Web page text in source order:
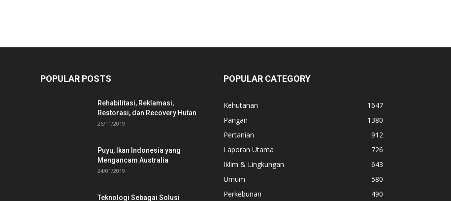
POPULAR POSTS
Rehabilitasi, Reklamasi,
Restorasi, dan Recovery Hutan
26/11/2019
Puyu, Ikan Indonesia yang
Mengancam Australia
24/01/2019
Teknologi Sebagai Solusi
POPULAR CATEGORY
Kehutanan
1647
Pangan
1380
Pertanian
912
Laporan Utama
726
Iklim & Lingkungan
643
Umum
580
Perkebunan
490